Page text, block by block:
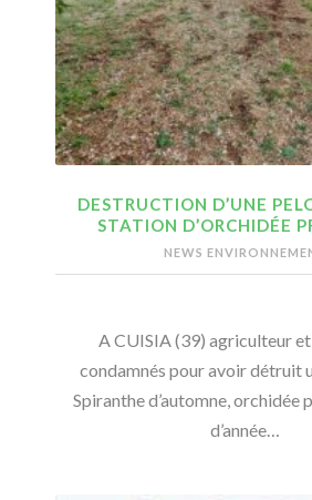
DESTRUCTION D’UNE
STATION D’ORCHIDÉE
NEWS
A CUISIA (39) agriculteur
condamnés pour avoir détruit
Spiranthe d’automne, orchidée
d’année…